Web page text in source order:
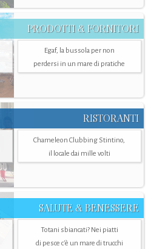
PRODOTTI & FORNITORI
Egaf, la bussola per non
perdersi in un mare di pratiche
RISTORANTI
Chameleon Clubbing Stintino,
il locale dai mille volti
SALUTE & BENESSERE
Totani sbiancati? Nei piatti
di pesce c'è un mare di trucchi